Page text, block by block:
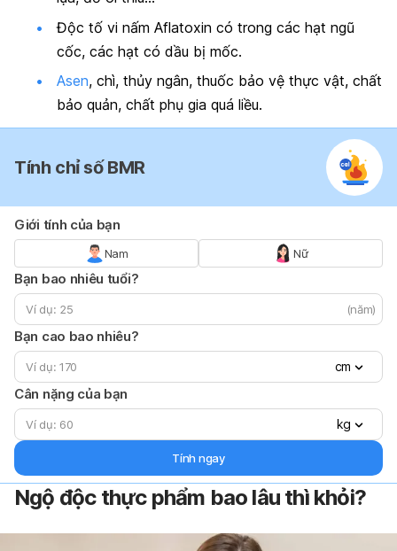
Độc tố vi nấm Aflatoxin có trong các hạt ngũ
cốc, các hạt có dầu bị mốc.
Asen, chì, thủy ngân, thuốc bảo vệ thực vật, chất
bảo quản, chất phụ gia quá liều.
Tính chỉ số BMR
Giới tính của bạn
Nam Nữ
Bạn bao nhiêu tuổi?
(năm)
Bạn cao bao nhiêu?
cm
Cân nặng của bạn
kg
Tính ngay
Ngộ độc thực phẩm bao lâu thì khỏi?